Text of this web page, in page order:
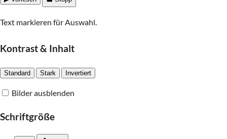
Text markieren für Auswahl.
Kontrast & Inhalt
Standard Stark Invertiert
Bilder ausblenden
Schriftgröße